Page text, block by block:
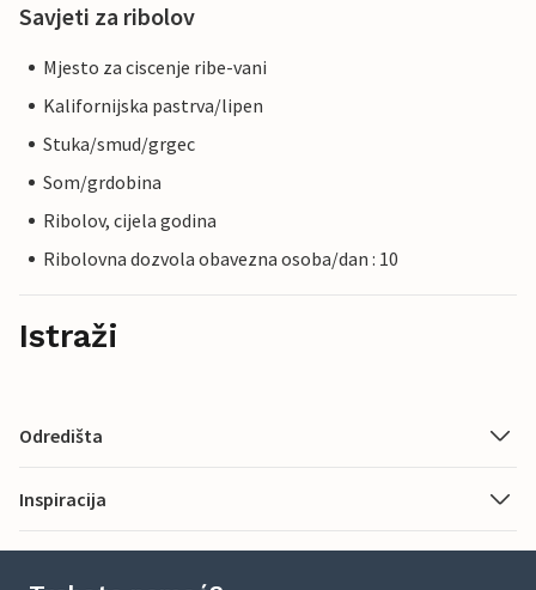
Savjeti za ribolov
Mjesto za ciscenje ribe-vani
Kalifornijska pastrva/lipen
Stuka/smud/grgec
Som/grdobina
Ribolov, cijela godina
Ribolovna dozvola obavezna osoba/dan : 10
Istraži
Odredišta
Inspiracija